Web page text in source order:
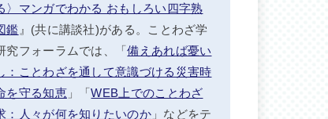
〉マンガでわかる おもしろい四字熟
鑑 』(共に講談社)がある。ことわざ学
究フォーラムでは、「備えあれば憂い
：ことわざを通して意識づける災害時
を守る知恵」「WEB上でのことわざ
：人々が何を知りたいのか」などをテ